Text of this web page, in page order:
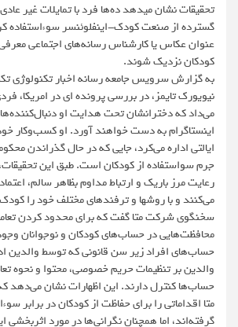
تحقیقات نشان میدهد ده‌ها فرد با تمایلات غیر
گسترده از صنعت کودک-اینفلوئنسر سوءاستفاده
عنوان عکاس یا کارشناس رسانه‌های اجتماعی
کودکان نزدیک شوند.
به گزارش سرویس جامعه رسانه اخبار تکنولوژی
نیویورک تایمز، در بررسی پرونده ای در امریکا،
می‌داد که دخترانشان تحت هدایت او
اینستاگرام به دست خواهند آورد. او کسب‌وکار
جرم سواستفاده از کودکان است. طبق این
رعایت مرز باریک و ارتباط مداوم بظاهر سالم،
می‌کنند و با روشها و ترفندهای مختلف خود را
سخنگوی شرکت متا گفت که برای محدود کردن
محافظت‌هایی در حساب‌های کودکان و نوجوانان
حساب‌های افراد زیر سن قانونی که توسط والدین
والدین بر تنظیمات حریم خصوصی، محتوا و نحوه
حساب‌ها کنترل دارند. این اظهارات نشان می‌دهد
متا اقداماتی را برای حفاظت از کودکان در برابر
گرفته‌اند، اما همچنان نگرانی‌ها در مورد اثربخشی